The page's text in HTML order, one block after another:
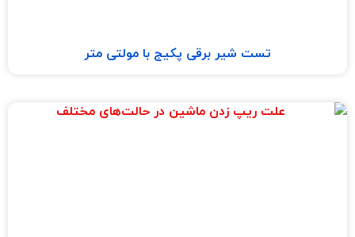
تست شیر برقی پکیج با مولتی متر